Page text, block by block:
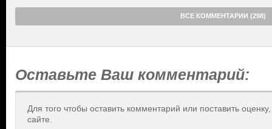
ВСЕ КОММЕНТАРИИ (298)
Оставьте Ваш комментарий:
Для того чтобы оставить комментарий или поставить
сайте.